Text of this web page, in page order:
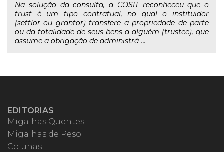
Na solução da consulta, a COSIT reconheceu que o
trust é um tipo contratual, no qual o instituidor
(settlor ou grantor) transfere a propriedade de parte
ou da totalidade de seus bens a alguém (trustee), que
assume a obrigação de administrá-...
EDITORIAS
Migalhas Quentes
Migalhas de Peso
Colunas